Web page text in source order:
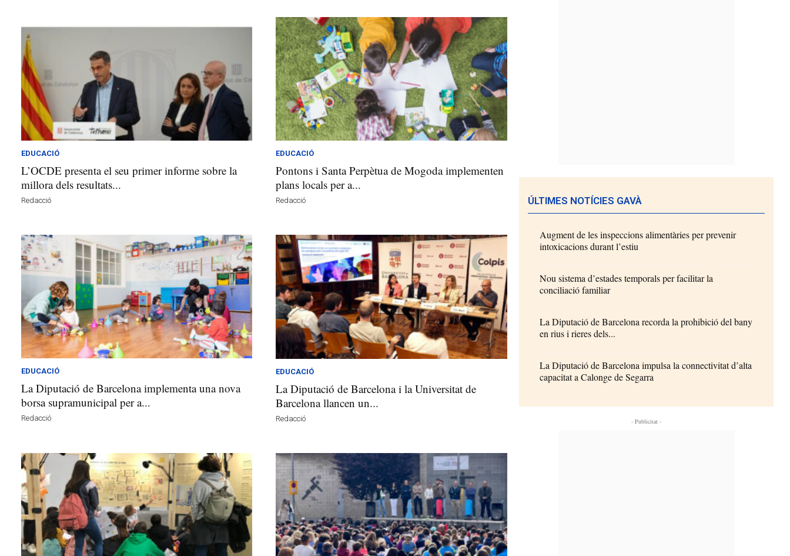
EDUCACIÓ
L’OCDE presenta el seu primer informe sobre la
millora dels resultats...
Redacció
EDUCACIÓ
Pontons i Santa Perpètua de Mogoda implementen
plans locals per a...
Redacció
EDUCACIÓ
La Diputació de Barcelona implementa una nova
borsa supramunicipal per a...
Redacció
EDUCACIÓ
La Diputació de Barcelona i la Universitat de
Barcelona llancen un...
Redacció
ÚLTIMES NOTÍCIES GAVÀ
Augment de les inspeccions alimentàries per prevenir
intoxicacions durant l’estiu
Nou sistema d’estades temporals per facilitar la
conciliació familiar
La Diputació de Barcelona recorda la prohibició del bany
en rius i rieres dels...
La Diputació de Barcelona impulsa la connectivitat d’alta
capacitat a Calonge de Segarra
- Publicitat -